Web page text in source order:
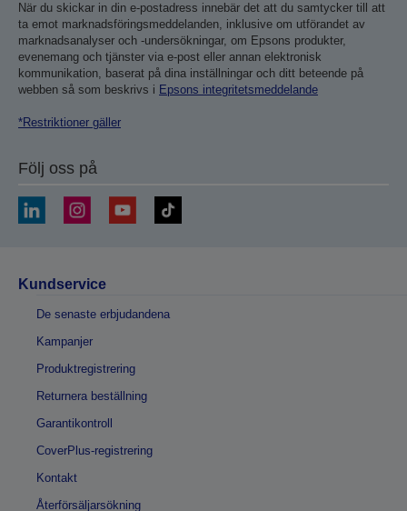
När du skickar in din e-postadress innebär det att du samtycker till att
ta emot marknadsföringsmeddelanden, inklusive om utförandet av
marknadsanalyser och -undersökningar, om Epsons produkter,
evenemang och tjänster via e-post eller annan elektronisk
kommunikation, baserat på dina inställningar och ditt beteende på
webben så som beskrivs i Epsons integritetsmeddelande
*Restriktioner gäller
Följ oss på
Kundservice
De senaste erbjudandena
Kampanjer
Produktregistrering
Returnera beställning
Garantikontroll
CoverPlus-registrering
Kontakt
Återförsäljarsökning